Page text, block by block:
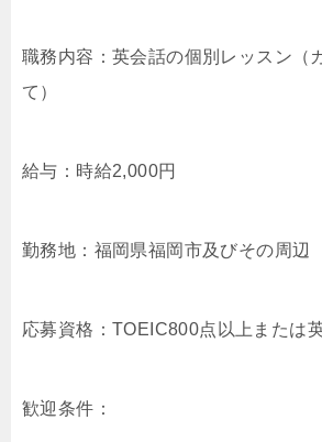
職務内容：英会話の個別レッスン（
て）
給与：時給2,000円
勤務地：福岡県福岡市及びその周辺
応募資格：TOEIC800点以上または
歓迎条件：